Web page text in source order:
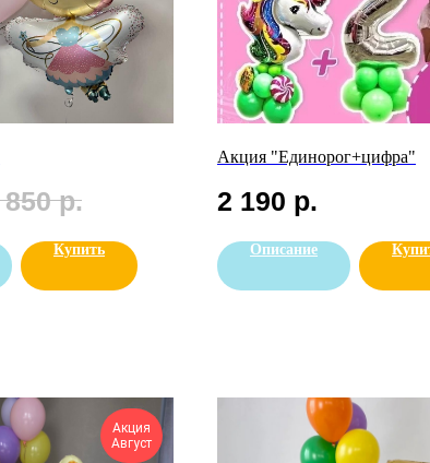
р.
Купить
Акция "Единорог+цифра"
2 190 р.
Описание
Акция
Август